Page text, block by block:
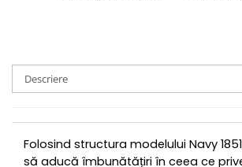
Descriere
Folosind structura modelului Navy
să aducă îmbunătățiri în ceea ce